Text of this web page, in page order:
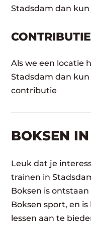
Stadsdam dan
Als we een locatie
Stadsdam dan
contributie
BOKSEN
Leuk dat je
trainen in
Boksen is
Boksen sport, en
lessen aan te